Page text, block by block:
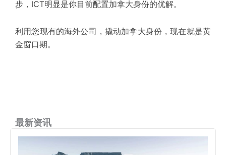
步，ICT明显是你目前配置加拿大身份的优解。
利用您现有的海外公司，撬动加拿大身份，现在就是黄
金窗口期。
最新资讯